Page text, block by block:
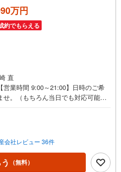
万円
約でもらえる
直
業時間 9:00～21:00】日時のご希
せ。（もちろん当日でも対応可能で
します。「室内・現地を見学す
ただくと、スムーズにご案内可能
内覧準備が必要な場合がございま
。◆TOHO HOUSE CLUB◆弊社で売
TOHO HOUSE CLUBにご加入いただ
後のリフォーム、保険やローンの見
会社レビュー 36件
（無料）